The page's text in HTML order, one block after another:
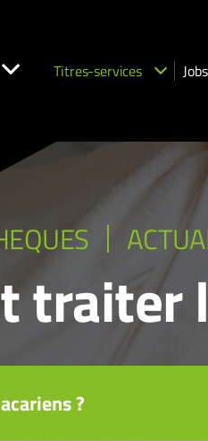
Titres-services
traiter
?